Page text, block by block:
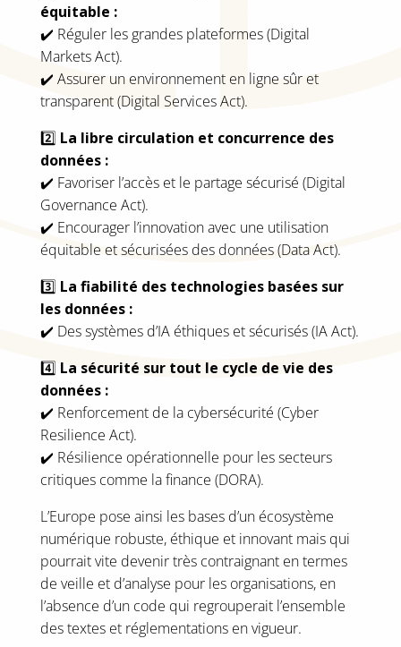
équitable :
✔️ Réguler les grandes plateformes (Digital
Markets Act).
✔️ Assurer un environnement en ligne sûr et
transparent (Digital Services Act).
2️⃣ La libre circulation et concurrence des
données :
✔️ Favoriser l’accès et le partage sécurisé (Digital
Governance Act).
✔️ Encourager l’innovation avec une utilisation
équitable et sécurisées des données (Data Act).
3️⃣ La fiabilité des technologies basées sur
les données :
✔️ Des systèmes d’IA éthiques et sécurisés (IA Act).
4️⃣ La sécurité sur tout le cycle de vie des
données :
✔️ Renforcement de la cybersécurité (Cyber
Resilience Act).
✔️ Résilience opérationnelle pour les secteurs
critiques comme la finance (DORA).
L’Europe pose ainsi les bases d’un écosystème
numérique robuste, éthique et innovant mais qui
pourrait vite devenir très contraignant en termes
de veille et d’analyse pour les organisations, en
l’absence d’un code qui regrouperait l’ensemble
des textes et réglementations en vigueur.